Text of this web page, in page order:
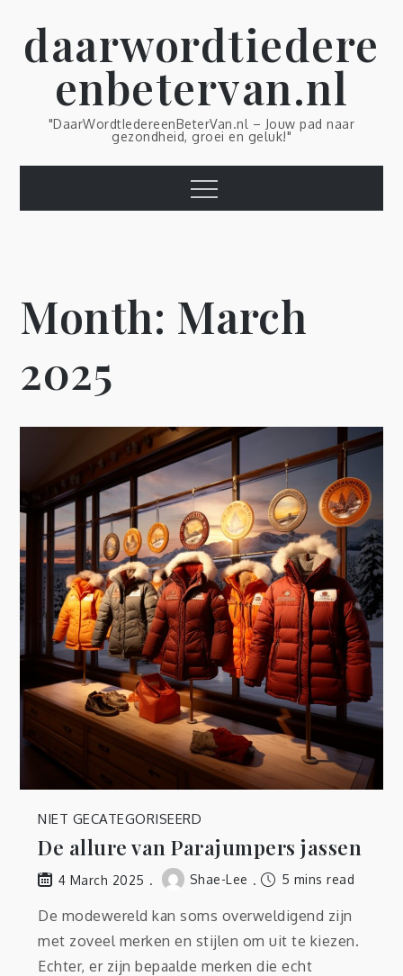
contentdaarwordtiedere
enbetervan.nl
"DaarWordtIedereenBeterVan.nl – Jouw pad naar
gezondheid, groei en geluk!"
Menu
Month: March
2025
NIET GECATEGORISEERD
De allure van Parajumpers jassen
4 March 2025 Shae-Lee 5 mins read
De modewereld kan soms overweldigend zijn
met zoveel merken en stijlen om uit te kiezen.
Echter, er zijn bepaalde merken die echt